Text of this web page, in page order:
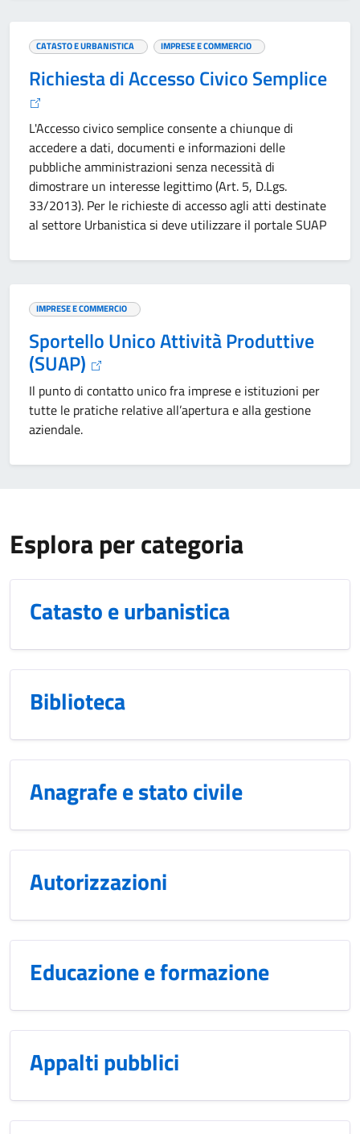
CATASTO E URBANISTICA IMPRESE E COMMERCIO
Richiesta di Accesso Civico Semplice
L'Accesso civico semplice consente a chiunque di
accedere a dati, documenti e informazioni delle
pubbliche amministrazioni senza necessità di
dimostrare un interesse legittimo (Art. 5, D.Lgs.
33/2013). Per le richieste di accesso agli atti destinate
al settore Urbanistica si deve utilizzare il portale SUAP
IMPRESE E COMMERCIO
Sportello Unico Attività Produttive
(SUAP)
Il punto di contatto unico fra imprese e istituzioni per
tutte le pratiche relative all’apertura e alla gestione
aziendale.
Esplora per categoria
Catasto e urbanistica
Biblioteca
Anagrafe e stato civile
Autorizzazioni
Educazione e formazione
Appalti pubblici